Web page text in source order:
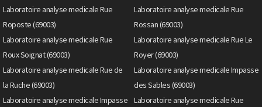
Laboratoire analyse medicale Rue
Roposte (69003)
Laboratoire analyse medicale Rue
Rossan (69003)
Laboratoire analyse medicale Rue
Roux Soignat (69003)
Laboratoire analyse medicale Rue Le
Royer (69003)
Laboratoire analyse medicale Rue de
la Ruche (69003)
Laboratoire analyse medicale Impasse
des Sables (69003)
Laboratoire analyse medicale Impasse
Laboratoire analyse medicale Rue